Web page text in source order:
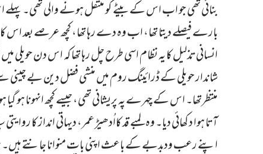
بنائی تھی جو اب اس کے بیٹے کو منتقل ہونے والی تھی۔
بارے فیصلے دیتا تھا، اب وہ دے رہا تھا، کچھ عرصے بعد اس کا
انسانی تذلیل کا یہ نظام اسی طرح چل رہا تھا کہ اس دن حویلی
شاندار حویلی کے ڈرائینگ روم میں منشی فضل دین بے چینی سے
منتظرتھا۔ اس کے چہرے پہ پریشانی تھی، جیسے کچھ انہونا ہو
آتا ہوا دکھائی دیا۔ وہ لمبے قد کااُدھیڑ عمر، دیہاتی انداز کا
اپنے رعب ودبدبے کے باعث اپنی بات منوانا جانتے